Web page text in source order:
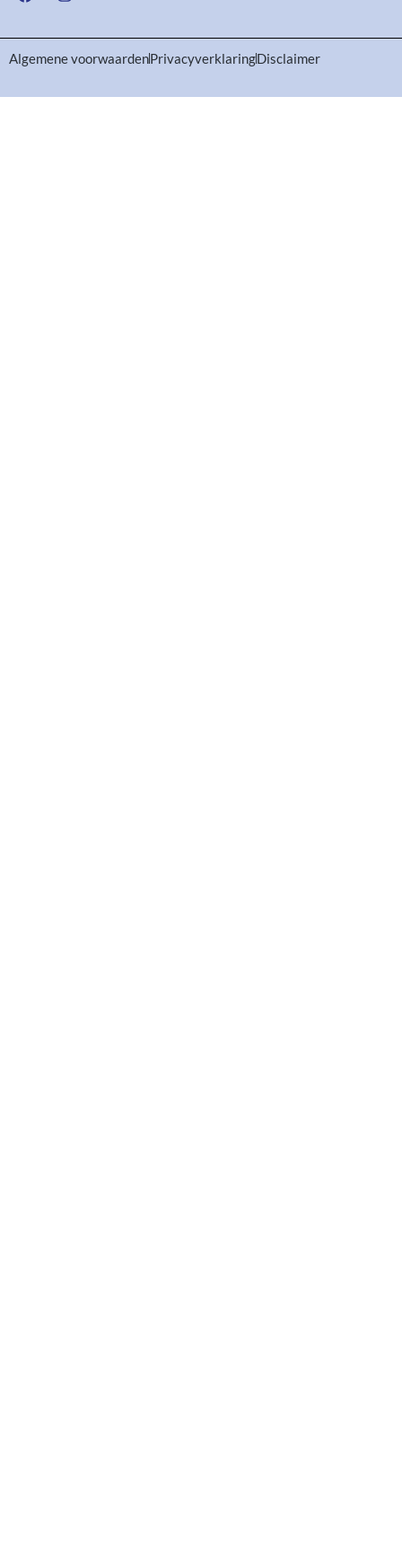
Algemene voorwaardenPrivacyverklaringDisclaimer